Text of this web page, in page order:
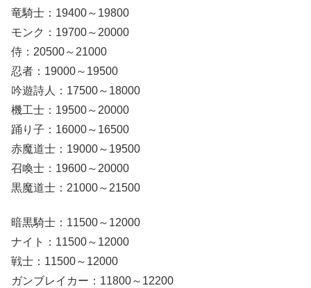
竜騎士：19400～19800
モンク：19700～20000
侍：20500～21000
忍者：19000～19500
吟遊詩人：17500～18000
機工士：19500～20000
踊り子：16000～16500
赤魔道士：19000～19500
召喚士：19600～20000
黒魔道士：21000～21500
暗黒騎士：11500～12000
ナイト：11500～12000
戦士：11500～12000
ガンブレイカー：11800～12200